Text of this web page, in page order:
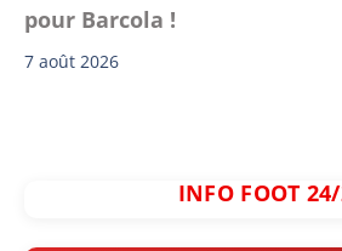
pour Barcola !
7 août 2026
INFO FOOT